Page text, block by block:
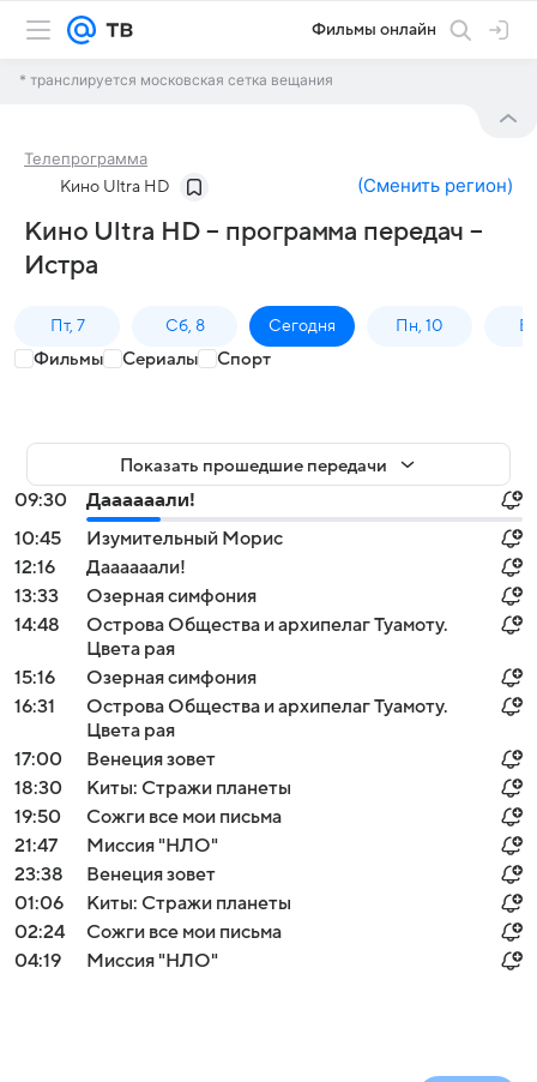
Фильмы онлайн
* транслируется московская сетка вещания
Телепрограмма
Кино Ultra HD (Сменить регион)
Кино Ultra HD – программа передач –
Истра
Пт, 7 Сб, 8 Сегодня Пн, 10
Фильмы Сериалы Спорт
Показать прошедшие передачи
09:30
Даааааали!
10:45
Изумительный Морис
12:16
Даааааали!
13:33
Озерная симфония
14:48
Острова Общества и архипелаг Туамоту.
Цвета рая
15:16
Озерная симфония
16:31
Острова Общества и архипелаг Туамоту.
Цвета рая
17:00
Венеция зовет
18:30
Киты: Cтражи планеты
19:50
Сожги все мои письма
21:47
Миссия "НЛО"
23:38
Венеция зовет
01:06
Киты: Cтражи планеты
02:24
Сожги все мои письма
04:19
Миссия "НЛО"